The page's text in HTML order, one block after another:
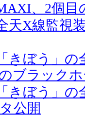
、2個目
天X線監視
「きぼう」
ブラック
「きぼう」
公開